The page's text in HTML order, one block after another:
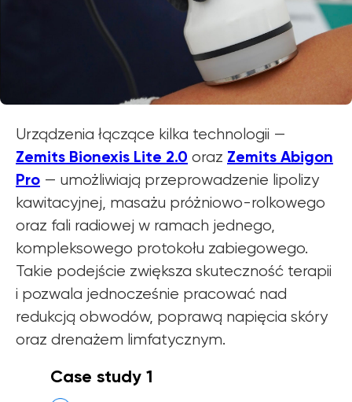
Urządzenia łączące kilka technologii —
Zemits Bionexis Lite 2.0 oraz Zemits Abigon
Pro — umożliwiają przeprowadzenie lipolizy
kawitacyjnej, masażu próżniowo-rolkowego
oraz fali radiowej w ramach jednego,
kompleksowego protokołu zabiegowego.
Takie podejście zwiększa skuteczność terapii
i pozwala jednocześnie pracować nad
redukcją obwodów, poprawą napięcia skóry
oraz drenażem limfatycznym.
Case study 1